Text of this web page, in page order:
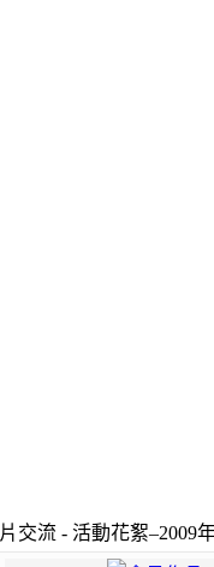
交流 - 活動花絮–2009